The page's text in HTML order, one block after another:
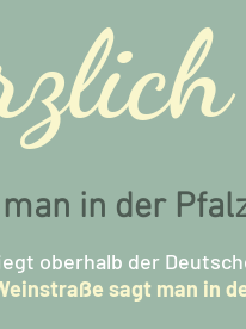
in der
oberhalb der
sagt man in